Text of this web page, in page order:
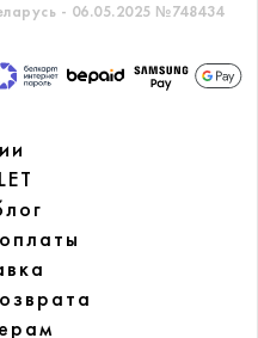
- 06.05.2025 №748434